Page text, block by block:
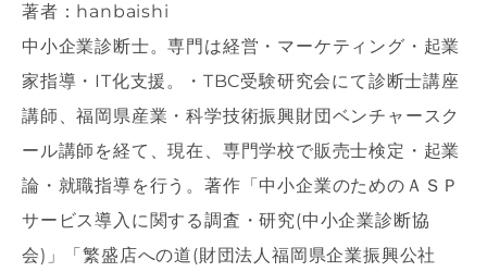
著者：hanbaishi
中小企業診断士。専門は経営・マーケティング・起業
家指導・IT化支援。・TBC受験研究会にて診断士講座
講師、福岡県産業・科学技術振興財団ベンチャースク
ール講師を経て、現在、専門学校で販売士検定・起業
論・就職指導を行う。著作「中小企業のためのＡＳＰ
サービス導入に関する調査・研究(中小企業診断協
会)」「繁盛店への道(財団法人福岡県企業振興公社